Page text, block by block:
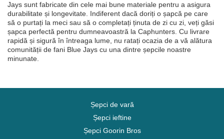
Jays sunt fabricate din cele mai bune materiale pentru a asigura
durabilitate și longevitate. Indiferent dacă doriți o șapcă pe care
să o purtați la meci sau să o completați ținuta de zi cu zi, veți găsi
șapca perfectă pentru dumneavoastră la Caphunters. Cu livrare
rapidă și sigură în întreaga lume, nu ratați ocazia de a vă alătura
comunității de fani Blue Jays cu una dintre șepcile noastre
minunate.
Șepci de vară
Șepci ieftine
Șepci Goorin Bros